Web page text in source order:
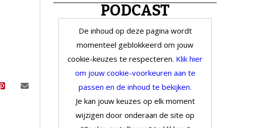
PODCAST
De inhoud op deze pagina wordt
momenteel geblokkeerd om jouw
cookie-keuzes te respecteren. Klik hier
om jouw cookie-voorkeuren aan te
passen en de inhoud te bekijken.
Je kan jouw keuzes op elk moment
wijzigen door onderaan de site op